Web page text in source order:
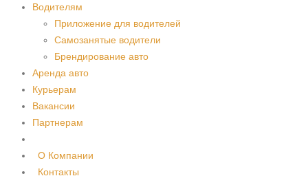
Водителям
Приложение для водителей
Самозанятые водители
Брендирование авто
Аренда авто
Курьерам
Вакансии
Партнерам
О Компании
Контакты